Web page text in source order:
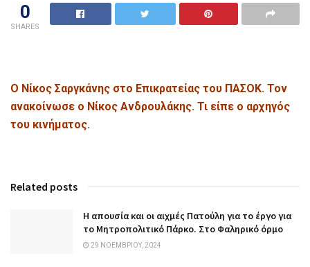
0
SHARES
Ο Νίκος Σαργκάνης στο Επικρατείας του ΠΑΣΟΚ. Τον
ανακοίνωσε ο Νίκος Ανδρουλάκης. Τι είπε ο αρχηγός
του κινήματος.
Related posts
Η απουσία και οι αιχμές Πατούλη για το έργο για
το Μητροπολιτικό Πάρκο. Στο Φαληρικό όρμο
29 ΝΟΕΜΒΡΊΟΥ, 2024